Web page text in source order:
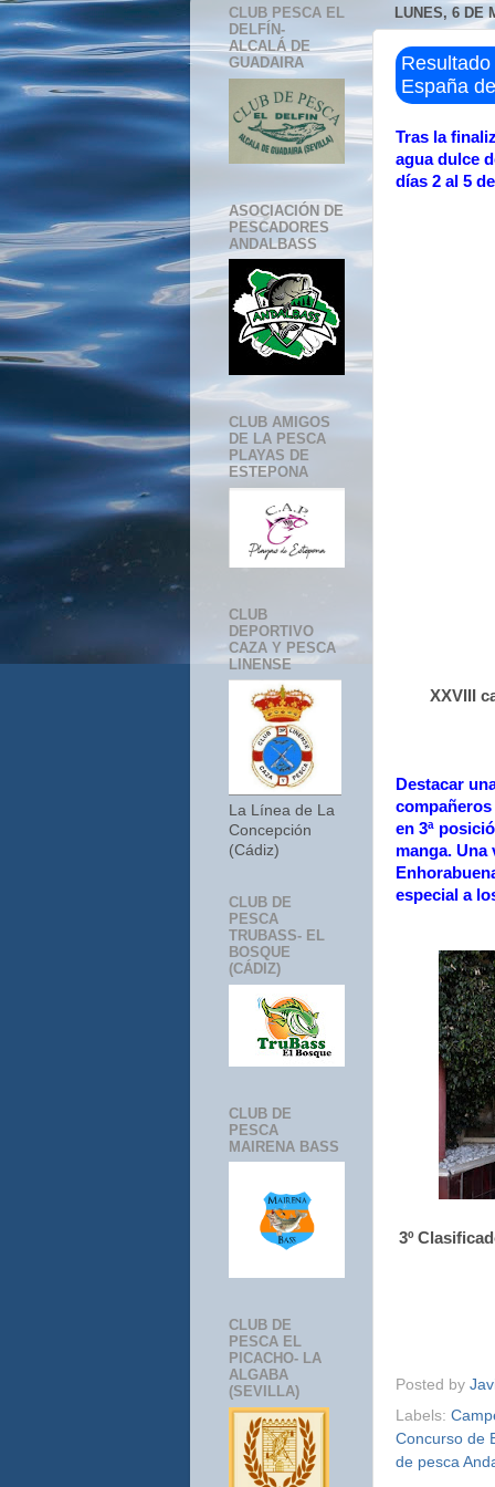
LUNES, 6 DE
España
Tras la
agua dulce
días 2 al 5
XXVIII
Destacar
en 3ª
manga. Una
especial a
3º
Posted by
Labels:
Concurso de
de pesca
CLUB PESCA EL
DELFÍN-
ALCALÁ DE
GUADAIRA
ASOCIACIÓN DE
PESCADORES
ANDALBASS
CLUB AMIGOS
DE LA PESCA
PLAYAS DE
ESTEPONA
CLUB
DEPORTIVO
CAZA Y PESCA
LINENSE
La Línea de La
Concepción
(Cádiz)
CLUB DE
PESCA
TRUBASS- EL
BOSQUE
(CÁDIZ)
CLUB DE
PESCA
MAIRENA BASS
CLUB DE
PESCA EL
PICACHO- LA
ALGABA
(SEVILLA)